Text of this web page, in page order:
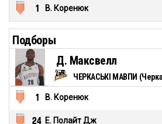
1 В. Коренюк
Подборы
Д. Максвелл
1 В. Коренюк
24 Е. Полайт Дж